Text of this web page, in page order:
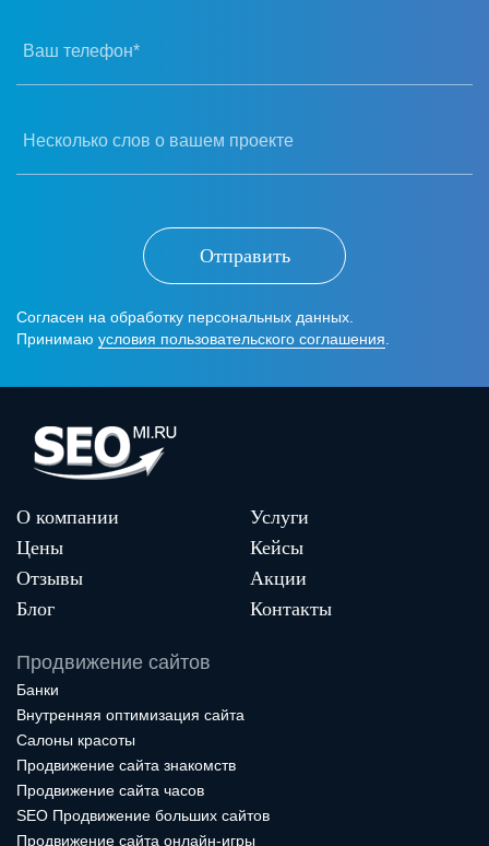
Ваш телефон*
Несколько слов о вашем проекте
Отправить
Согласен на обработку персональных данных.
Принимаю условия пользовательского соглашения.
О компании
Услуги
Цены
Кейсы
Отзывы
Акции
Блог
Контакты
Продвижение сайтов
Банки
Внутренняя оптимизация сайта
Салоны красоты
Продвижение сайта знакомств
Продвижение сайта часов
SEO Продвижение больших сайтов
Продвижение сайта онлайн-игры